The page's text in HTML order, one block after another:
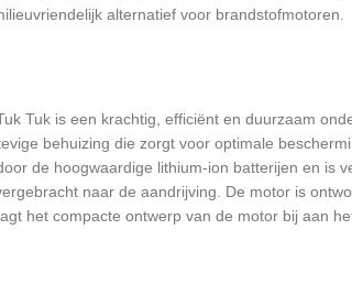
alternatief voor brandstofmotoren.
Tuk is een krachtig, efficiënt en duurzaam
behuizing die zorgt voor optimale
de hoogwaardige lithium-ion batterijen en is
naar de aandrijving. De motor is
het compacte ontwerp van de motor bij aan